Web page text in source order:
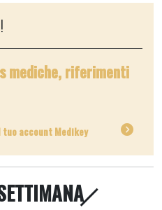
mediche, riferimenti
account Medikey